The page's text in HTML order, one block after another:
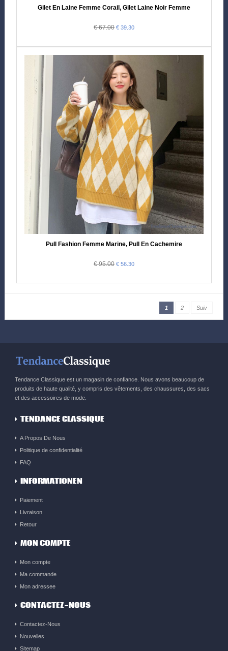
Gilet En Laine Femme Corail, Gilet Laine Noir Femme
€ 67.00 € 39.30
Pull Fashion Femme Marine, Pull En Cachemire
€ 95.00 € 56.30
1 2 Suiv
Tendance Classique est un magasin de confiance. Nous avons beaucoup de
produits de haute qualité, y compris des vêtements, des chaussures, des sacs
et des accessoires de mode.
TENDANCE CLASSIQUE
A Propos De Nous
Politique de confidentialité
FAQ
INFORMATIONEN
Paiement
Livraison
Retour
MON COMPTE
Mon compte
Ma commande
Mon adressee
CONTACTEZ-NOUS
Contactez-Nous
Nouvelles
Sitemap